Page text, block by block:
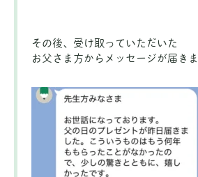
その後、受け取っていただいた
お父さま方からメッセージが届きま